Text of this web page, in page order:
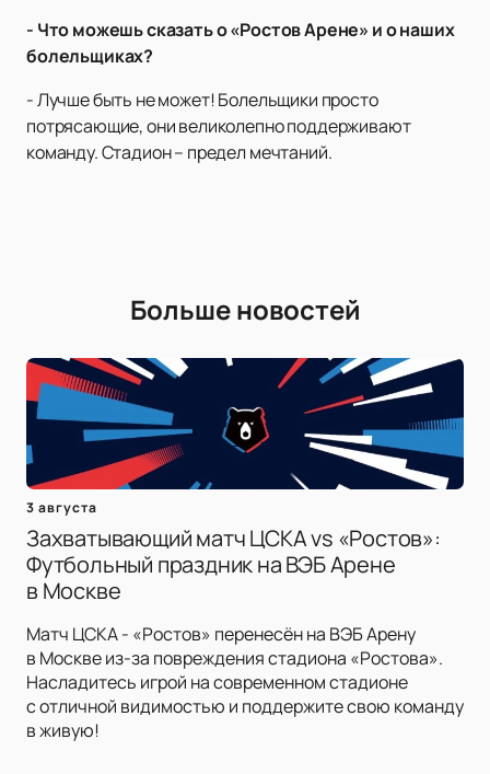
- Что можешь сказать о «Ростов Арене» и о наших
болельщиках?
- Лучше быть не может! Болельщики просто
потрясающие, они великолепно поддерживают
команду. Стадион – предел мечтаний.
Больше новостей
3 августа
Захватывающий матч ЦСКА vs «Ростов»:
Футбольный праздник на ВЭБ Арене
в Москве
Матч ЦСКА - «Ростов» перенесён на ВЭБ Арену
в Москве из-за повреждения стадиона «Ростова».
Насладитесь игрой на современном стадионе
с отличной видимостью и поддержите свою команду
в живую!